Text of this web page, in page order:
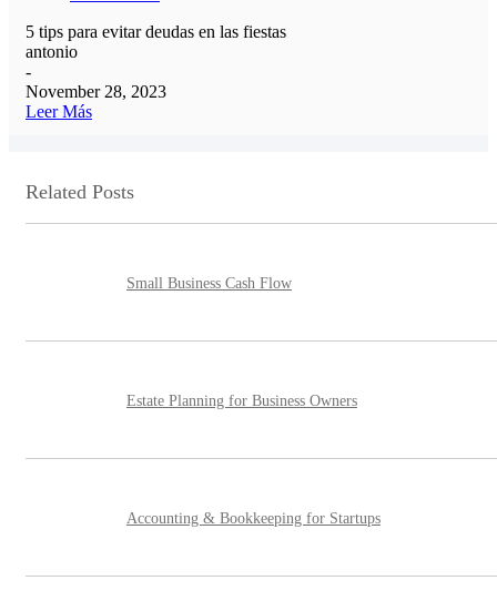
5 tips para evitar deudas en las fiestas
antonio
-
November 28, 2023
Leer Más
Related Posts
Small Business Cash Flow
Estate Planning for Business Owners
Accounting & Bookkeeping for Startups